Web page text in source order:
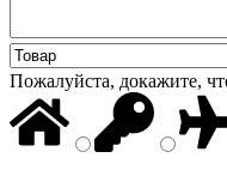
Пожалуйста, докажите,